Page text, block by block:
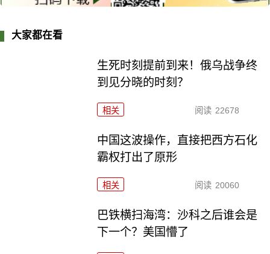
大家都在看
生死时刻提前到来！俄乌战争终
到见分晓的时刻？
相关 阅读 22678
中国这波操作，直接把西方石化
霸权打出了原形
相关 阅读 20060
巴铁横扫海湾：沙科之后谁会是
下一个？美国懵了